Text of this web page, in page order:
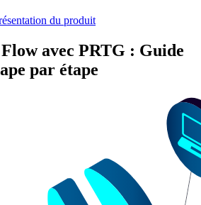
du produit
avec PRTG : Guide
par étape